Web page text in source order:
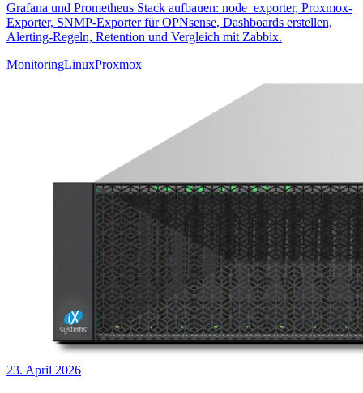
Grafana und Prometheus Stack aufbauen: node_exporter, Proxmox-
Exporter, SNMP-Exporter für OPNsense, Dashboards erstellen,
Alerting-Regeln, Retention und Vergleich mit Zabbix.
MonitoringLinuxProxmox
23. April 2026